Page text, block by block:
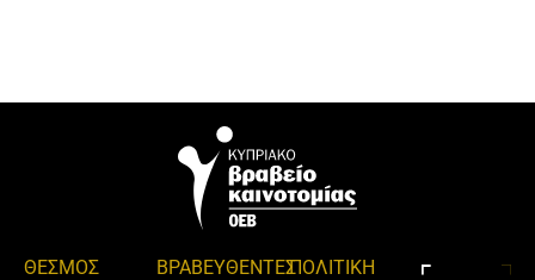
ΘΕΣΜΟΣ
ΒΡΑΒΕΥΘΕΝΤΕΣΠΟΛΙΤΙΚΗ